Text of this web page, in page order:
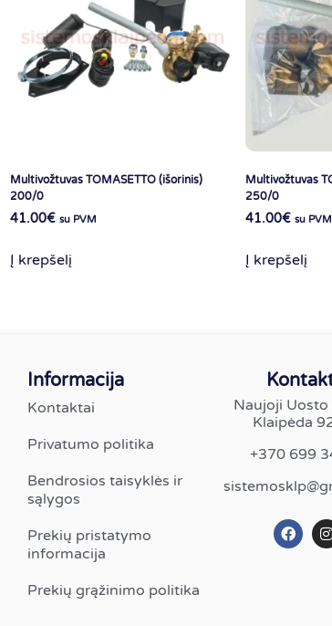
Multivožtuvas TOMASETTO (išorinis)
200/0
41.00€ su PVM
Į krepšelį
Multivožtuvas
250/0
41.00€ su PVM
Į krepšelį
Informacija
Kontaktai
Privatumo politika
Bendrosios taisyklės ir
sąlygos
Prekių pristatymo
informacija
Prekių grąžinimo politika
Naujoji Uosto
Klaipėda
+370 699